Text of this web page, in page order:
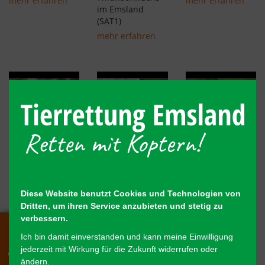
im Emsland
(SAT1)
mehr erfahren
26.04.2022
Helferschulung,
13.04.2022
Einblick in
mehr erfahren
04.03.2022
Heute zwischen
Diese Website benutzt Cookies und Technologien von
Dritten, um ihren Service anzubieten und stetig zu
verbessern.
Ich bin damit einverstanden und kann meine Einwilligung
jederzeit mit Wirkung für die Zukunft widerrufen oder
ändern.